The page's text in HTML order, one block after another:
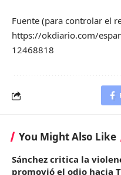
Fuente (para controlar el
https://okdiario.com/
12468818
You Might Also Like
Sánchez critica la
promovió el odio hacia